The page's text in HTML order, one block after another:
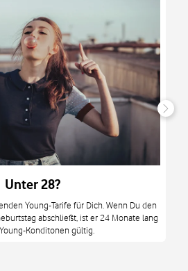
Unter 28?
Young-Tarife für Dich. Wenn Du den
abschließt, ist er 24 Monate lang
Konditonen gültig.